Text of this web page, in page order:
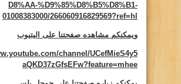
D8%AA-%D9%85%D8%B5%D8%B1-
01008383000/266060916829569?ref=hl
ويمكنكم مشاهده صفحتنا على اليتيوب
channel/UCefMieS4y5
aQKD37zGfsEFw?feature=mhee